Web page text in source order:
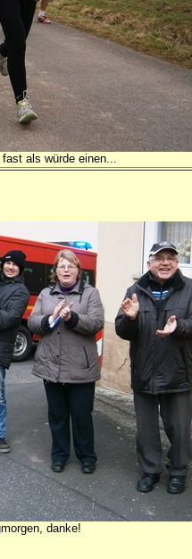
als würde einen...
danke!